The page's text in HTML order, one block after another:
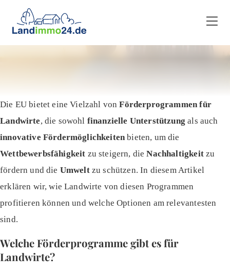
Die EU bietet eine Vielzahl vonFörderprogrammen für
Landwirte, die sowohl finanzielle Unterstützung als auch
innovative Fördermöglichkeitenbieten, um die
Wettbewerbsfähigkeit zu steigern, dieNachhaltigkeitzu
fördern und die Umweltzu schützen. In diesem Artikel
erklären wir, wie Landwirte von diesen Programmen
profitieren können und welche Optionen am relevantesten
sind.
Welche Förderprogramme gibt es für
Landwirte?